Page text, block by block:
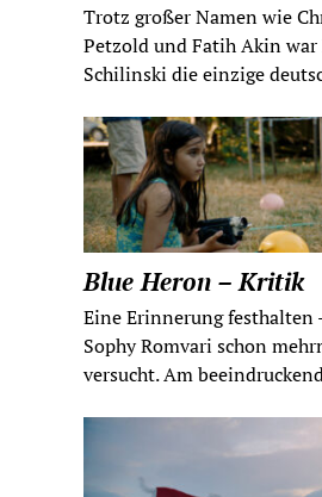
Trotz großer Namen wie
Petzold und Fatih Akin war
Schilinski die einzige
Blue Heron – Kritik
Eine Erinnerung festhalten
Sophy Romvari schon
versucht. Am